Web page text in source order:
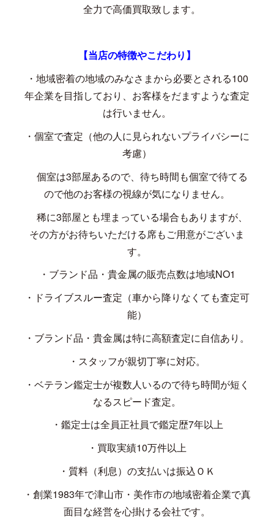
全力で高価買取致します。
【当店の特徴やこだわり】
・地域密着の地域のみなさまから必要とされる100
年企業を目指しており、お客様をだますような査定
は行いません。
・個室で査定（他の人に見られないプライバシーに
考慮）
個室は3部屋あるので、待ち時間も個室で待てる
ので他のお客様の視線が気になりません。
稀に3部屋とも埋まっている場合もありますが、
その方がお待ちいただける席もご用意がございま
す。
・ブランド品・貴金属の販売点数は地域NO1
・ドライブスルー査定（車から降りなくても査定可
能）
・ブランド品・貴金属は特に高額査定に自信あり。
・スタッフが親切丁寧に対応。
・ベテラン鑑定士が複数人いるので待ち時間が短く
なるスピード査定。
・鑑定士は全員正社員で鑑定歴7年以上
・買取実績10万件以上
・質料（利息）の支払いは振込ＯＫ
・創業1983年で津山市・美作市の地域密着企業で真
面目な経営を心掛ける会社です。